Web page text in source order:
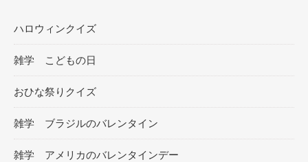
ハロウィンクイズ
雑学 こどもの日
おひな祭りクイズ
雑学 ブラジルのバレンタイン
雑学 アメリカのバレンタインデー